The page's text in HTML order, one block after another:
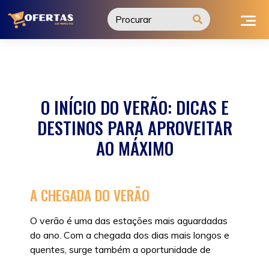
para
O INÍCIO DO VERÃO: DICAS E
DESTINOS PARA APROVEITAR
AO MÁXIMO
A CHEGADA DO VERÃO
O verão é uma das estações mais aguardadas
do ano. Com a chegada dos dias mais longos e
quentes, surge também a oportunidade de